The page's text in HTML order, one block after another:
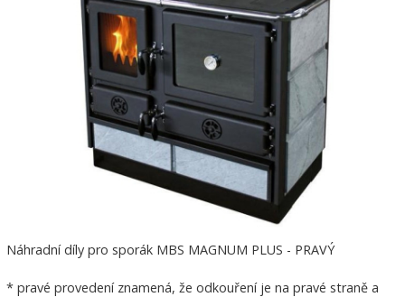
Náhradní díly pro sporák MBS MAGNUM PLUS - PRAVÝ
* pravé provedení znamená, že odkouření je na pravé straně a